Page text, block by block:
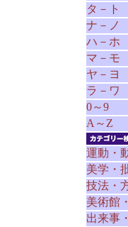
タ－ト
ナ－ノ
ハ－ホ
マ－モ
ヤ－ヨ
ラ－ワ
0～9
A～Z
運動・
美学・
技法・
美術館
出来事